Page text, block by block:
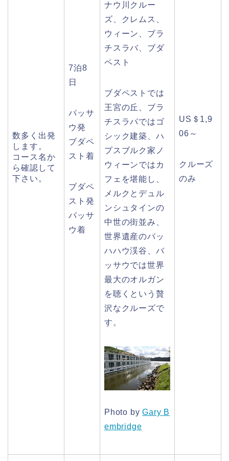
数多く出発
します。
コース名か
ら確認して
下さい。
7泊8
日
パッサ
ウ発
ブダペ
スト着
ブダペ
スト発
パッサ
ウ着
ナウ川クルー
ズ、クレムス、
ウィーン、ブラ
チスラバ、ブダ
ペスト
ブダペストでは
王宮の丘、ブラ
チスラバではゴ
シック建築、ハ
プスブルク家ノ
ウィーンではカ
フェを堪能し、
メルクとデュル
ンシュタインの
中世の街並み、
世界遺産のバッ
ハハウ渓谷、バ
ッサウでは世界
最大のオルガン
を聴くという贅
沢なクルーズで
す。
Photo byGary B
embridge
US＄1,9
06～
クルーズ
のみ